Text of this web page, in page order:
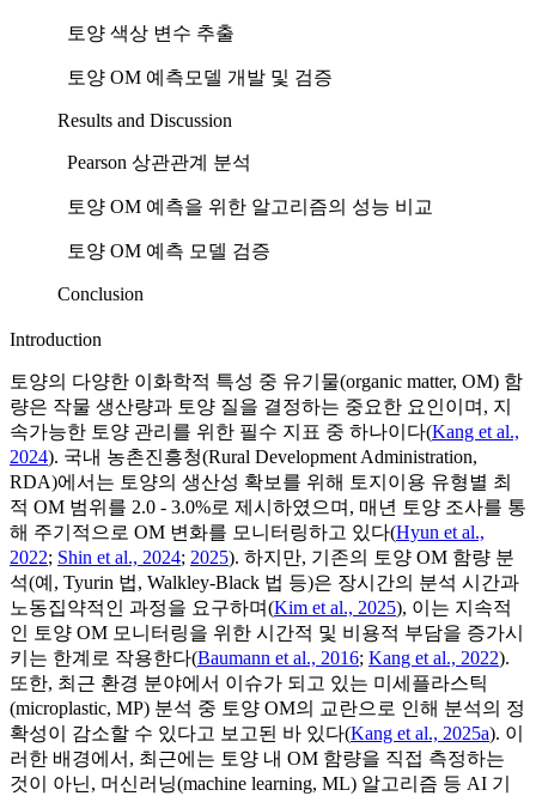
토양 색상 변수 추출
토양 OM 예측모델 개발 및 검증
Results and Discussion
Pearson 상관관계 분석
토양 OM 예측을 위한 알고리즘의 성능 비교
토양 OM 예측 모델 검증
Conclusion
Introduction
토양의 다양한 이화학적 특성 중 유기물(organic matter, OM) 함
량은 작물 생산량과 토양 질을 결정하는 중요한 요인이며, 지
속가능한 토양 관리를 위한 필수 지표 중 하나이다(Kang et al.,
2024). 국내 농촌진흥청(Rural Development Administration,
RDA)에서는 토양의 생산성 확보를 위해 토지이용 유형별 최
적 OM 범위를 2.0 - 3.0%로 제시하였으며, 매년 토양 조사를 통
해 주기적으로 OM 변화를 모니터링하고 있다(Hyun et al.,
2022; Shin et al., 2024; 2025). 하지만, 기존의 토양 OM 함량 분
석(예, Tyurin 법, Walkley-Black 법 등)은 장시간의 분석 시간과
노동집약적인 과정을 요구하며(Kim et al., 2025), 이는 지속적
인 토양 OM 모니터링을 위한 시간적 및 비용적 부담을 증가시
키는 한계로 작용한다(Baumann et al., 2016; Kang et al., 2022).
또한, 최근 환경 분야에서 이슈가 되고 있는 미세플라스틱
(microplastic, MP) 분석 중 토양 OM의 교란으로 인해 분석의 정
확성이 감소할 수 있다고 보고된 바 있다(Kang et al., 2025a). 이
러한 배경에서, 최근에는 토양 내 OM 함량을 직접 측정하는
것이 아닌, 머신러닝(machine learning, ML) 알고리즘 등 AI 기